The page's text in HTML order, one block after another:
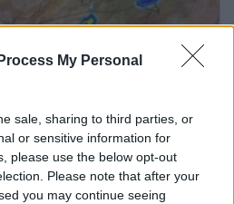
My Personal
sale, sharing to third parties, or
or sensitive information for
please use the below opt-out
Please note that after your
you may continue seeing
lesz az ég, csapadék
hőmérséklet értéke 18